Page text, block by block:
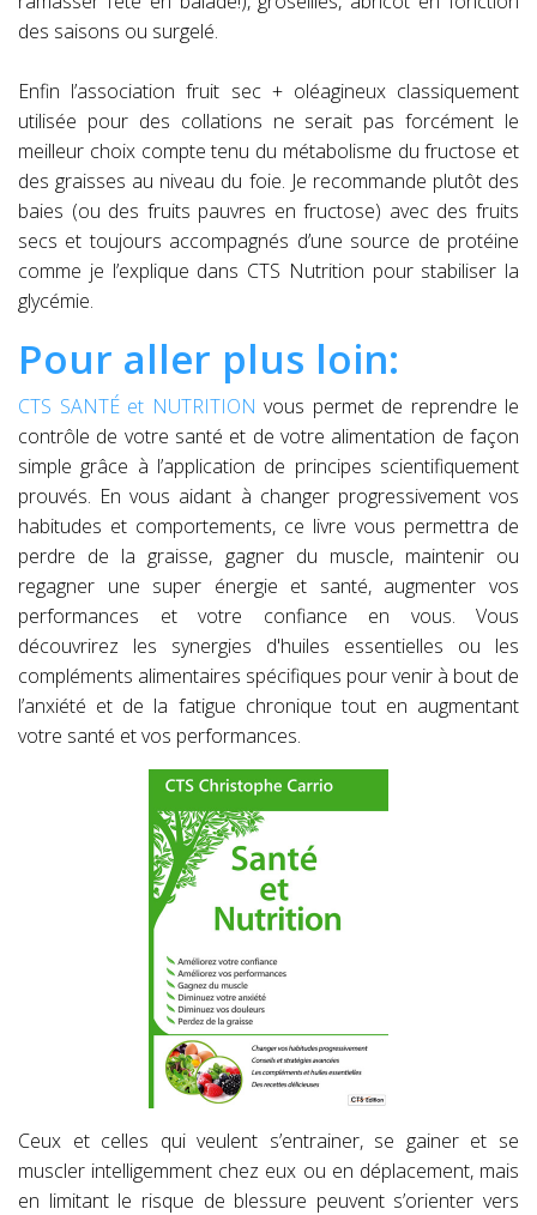
des saisons ou surgelé.
Enfin l’association fruit sec + oléagineux classiquement
utilisée pour des collations ne serait pas forcément le
meilleur choix compte tenu du métabolisme du fructose et
des graisses au niveau du foie. Je recommande plutôt des
baies (ou des fruits pauvres en fructose) avec des fruits
secs et toujours accompagnés d’une source de protéine
comme je l’explique dans CTS Nutrition pour stabiliser la
glycémie.
Pour aller plus loin:
CTS SANTÉ et NUTRITION vous permet de reprendre le
contrôle de votre santé et de votre alimentation de façon
simple grâce à l’application de principes scientifiquement
prouvés. En vous aidant à changer progressivement vos
habitudes et comportements, ce livre vous permettra de
perdre de la graisse, gagner du muscle, maintenir ou
regagner une super énergie et santé, augmenter vos
performances et votre confiance en vous. Vous
découvrirez les synergies d'huiles essentielles ou les
compléments alimentaires spécifiques pour venir à bout de
l’anxiété et de la fatigue chronique tout en augmentant
votre santé et vos performances.
Ceux et celles qui veulent s’entrainer, se gainer et se
muscler intelligemment chez eux ou en déplacement, mais
en limitant le risque de blessure peuvent s’orienter vers